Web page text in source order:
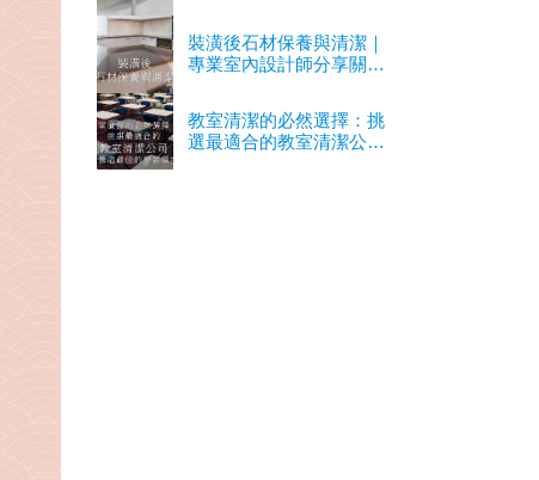
裝潢後石材保養與清潔｜
專業室內設計師分享關鍵
教室清潔的必然選擇：挑
選最適合的教室清潔公司